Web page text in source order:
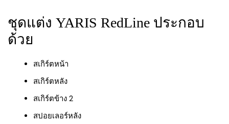
ชุดแต่ง YARIS RedLine ประกอบ
ด้วย
สเกิร์ตหน้า
สเกิร์ตหลัง
สเกิร์ตข้าง 2
สปอยเลอร์หลัง